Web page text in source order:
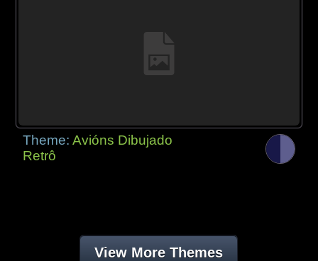
Theme:Avións Dibujado
Retrô
View More Themes